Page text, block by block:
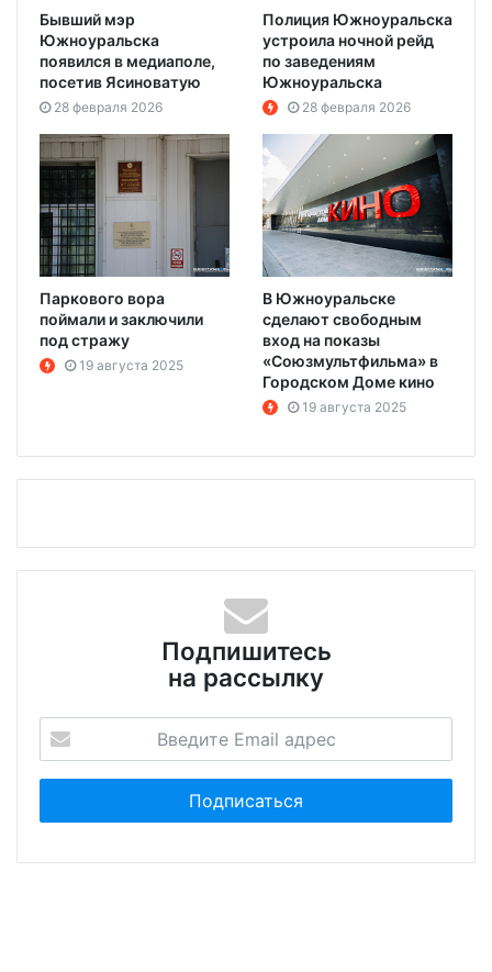
Бывший мэр
Южноуральска
появился в медиаполе,
посетив Ясиноватую
28 февраля 2026
Полиция Южноуральска
устроила ночной рейд
по заведениям
Южноуральска
28 февраля 2026
Паркового вора
поймали и заключили
под стражу
19 августа 2025
В Южноуральске
сделают свободным
вход на показы
«Союзмультфильма» в
Городском Доме кино
19 августа 2025
Подпишитесь
на рассылку